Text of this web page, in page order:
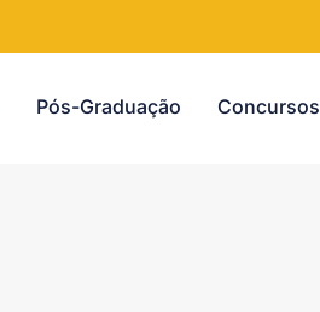
Pós-Graduação Concursos